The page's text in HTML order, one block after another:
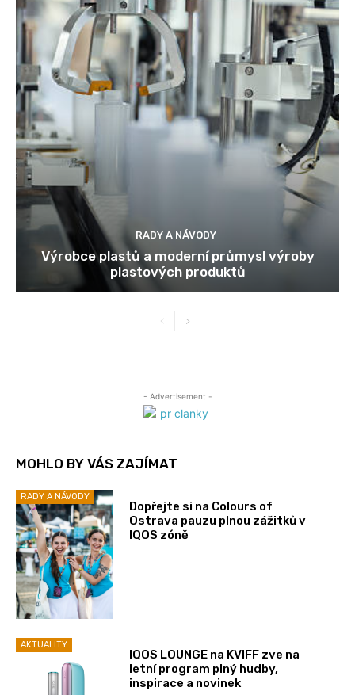
RADY A NÁVODY
Výrobce plastů a moderní průmysl výroby
plastových produktů
- Advertisement -
MOHLO BY VÁS ZAJÍMAT
RADY A NÁVODY
Dopřejte si na Colours of
Ostrava pauzu plnou zážitků v
IQOS zóně
AKTUALITY
IQOS LOUNGE na KVIFF zve na
letní program plný hudby,
inspirace a novinek